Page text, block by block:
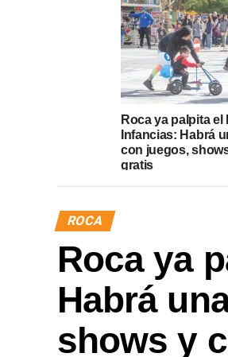
Roca ya palpita el
Infancias: Habrá
con juegos,
gratis
ROCA
Roca ya
Habrá
shows y